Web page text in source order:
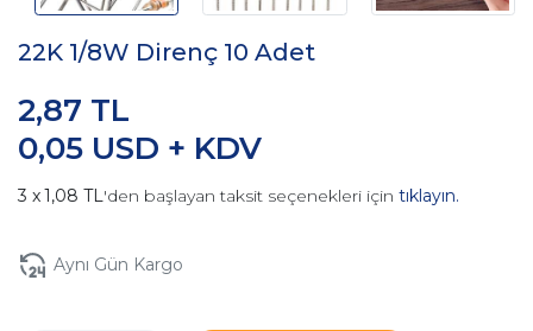
22K 1/8W Direnç 10 Adet
0,05 USD + KDV
2,87 TL
1,08 TL'den başlayan taksit seçenekleri için tıklayın.
Aynı Gün Kargo